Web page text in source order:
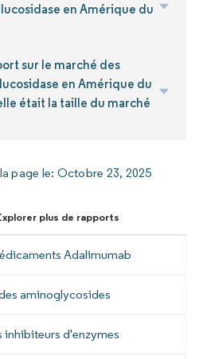
en Amérique du
sur le marché des
en Amérique du
était la taille du marché
page le: Octobre 23, 2025
plus de rapports
Adalimumab
aminoglycosides
inhibiteurs d'enzymes